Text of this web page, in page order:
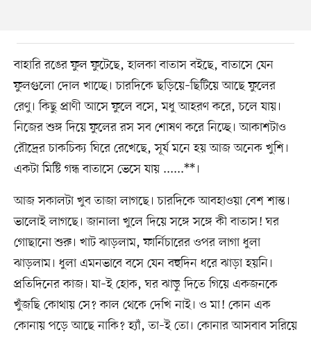
বাহারি রঙের ফুল ফুটেছে, হালকা বাতাস বইছে, বাতাসে যেন
ফুলগুলো দোল খাচ্ছে। চারদিকে ছড়িয়ে–ছিটিয়ে আছে ফুলের
রেণু। কিছু প্রাণী আসে ফুলে বসে, মধু আহরণ করে, চলে যায়।
নিজের শুঙ্গ দিয়ে ফুলের রস সব শোষণ করে নিচ্ছে। আকাশটাও
রৌদ্রের চাকচিক্য ঘিরে রেখেছে, সূর্য মনে হয় আজ অনেক খুশি।
একটা মিষ্টি গন্ধ বাতাসে ভেসে যায় ‌......**।
আজ সকালটা খুব তাজা লাগছে। চারদিকে আবহাওয়া বেশ শান্ত।
ভালোই লাগছে। জানালা খুলে দিয়ে সঙ্গে সঙ্গে কী বাতাস! ঘর
গোছানো শুরু। খাট ঝাড়লাম, ফার্নিচারের ওপর লাগা ধুলা
ঝাড়লাম। ধুলা এমনভাবে বসে যেন বহুদিন ধরে ঝাড়া হয়নি।
প্রতিদিনের কাজ। যা–ই হোক, ঘর ঝাড়ু দিতে গিয়ে একজনকে
খুঁজছি কোথায় সে? কাল থেকে দেখি নাই। ও মা! কোন এক
কোনায় পড়ে আছে নাকি? হ্যাঁ‌, তা–ই তো। কোনার আসবাব সরিয়ে